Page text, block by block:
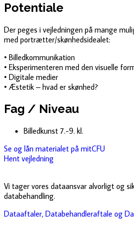
Potentiale
Der peges i vejledningen på mange
med portrætter/skønhedsidealet:
• Billedkommunikation
• Eksperimenteren med den visuelle
• Digitale medier
• Æstetik – hvad er skønhed?
Fag / Niveau
Billedkunst 7.-9. kl.
Se og lån materialet på mitCFU
Hent vejledning
Vi tager vores dataansvar alvorligt og
databehandling.
Dataaftaler, Databehandleraftale og